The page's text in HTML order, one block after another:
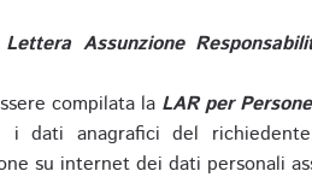
Lettera Assunzione
compilata la LAR per
dati anagrafici del
su internet dei dati personali